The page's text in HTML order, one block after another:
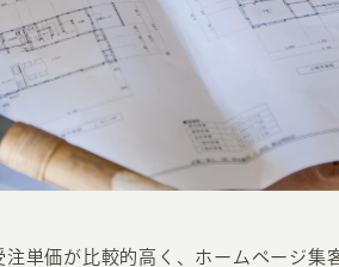
単価が比較的高く、ホームページ集